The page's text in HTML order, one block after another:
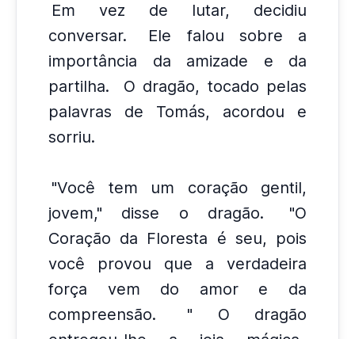
Em vez de lutar, decidiu
conversar.
Ele falou sobre a
importância da amizade e da
partilha.
O dragão, tocado pelas
palavras de Tomás, acordou e
sorriu.
"Você tem um coração gentil,
jovem," disse o dragão.
"O
Coração da Floresta é seu, pois
você provou que a verdadeira
força vem do amor e da
compreensão.
" O dragão